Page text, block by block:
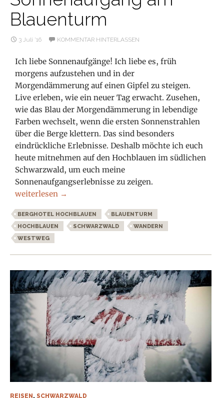
Blauenturm
3 Juli ’16 KOMMENTAR HINTERLASSEN
Ich liebe Sonnenaufgänge! Ich liebe es, früh
morgens aufzustehen und in der
Morgendämmerung auf einen Gipfel zu steigen.
Live erleben, wie ein neuer Tag erwacht. Zusehen,
wie das Blau der Morgendämmerung in lebendige
Farben wechselt, wenn die ersten Sonnenstrahlen
über die Berge klettern. Das sind besonders
eindrückliche Erlebnisse. Deshalb möchte ich euch
heute mitnehmen auf den Hochblauen im südlichen
Schwarzwald, um euch meine
Sonnenaufgangserlebnisse zu zeigen.
Darum lieben wir den Schwarzwald: Sonnenaufgang am
weiterlesen →
BERGHOTEL HOCHBLAUEN
BLAUENTURM
HOCHBLAUEN
SCHWARZWALD
WANDERN
WESTWEG
REISEN , SCHWARZWALD